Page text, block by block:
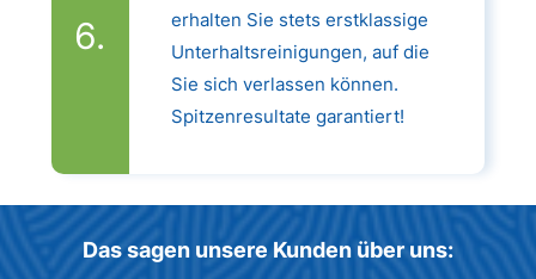
erhalten Sie stets erstklassige
Unterhaltsreinigungen, auf die
Sie sich verlassen können.
Spitzenresultate garantiert!
Das sagen unsere Kunden über uns: